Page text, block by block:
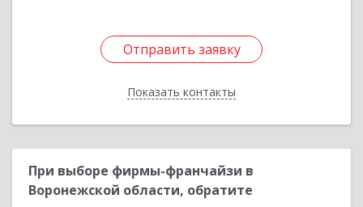
Отправить заявку
Показать контакты
Отправить заявку
Назад
При выборе фирмы-франчайзи в
Воронежской области, обратите